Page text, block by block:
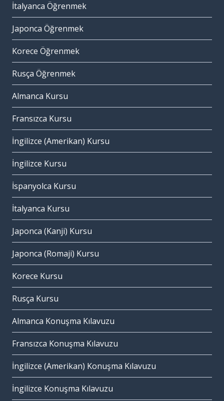
İtalyanca Öğrenmek
Japonca Öğrenmek
Korece Öğrenmek
Rusça Öğrenmek
Almanca Kursu
Fransızca Kursu
İngilizce (Amerikan) Kursu
İngilizce Kursu
İspanyolca Kursu
İtalyanca Kursu
Japonca (Kanji) Kursu
Japonca (Romaji) Kursu
Korece Kursu
Rusça Kursu
Almanca Konuşma Kılavuzu
Fransızca Konuşma Kılavuzu
İngilizce (Amerikan) Konuşma Kılavuzu
İngilizce Konuşma Kılavuzu